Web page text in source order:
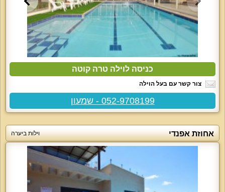
כניסה לוילה טרה קוטה
צור קשר עם בעל הוילה
052-9708199 - שמעון
אחוזת אפנדי וילות ביערה